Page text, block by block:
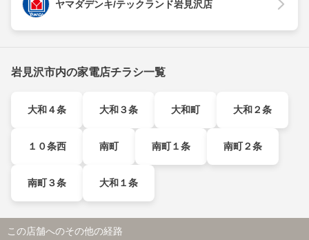
ヤマダデンキ/テックランド岩見沢店
岩見沢市内の家電店チラシ一覧
大和４条 大和３条 大和町 大和２条
１０条西 南町 南町１条 南町２条
南町３条 大和１条
この店舗へのその他の経路